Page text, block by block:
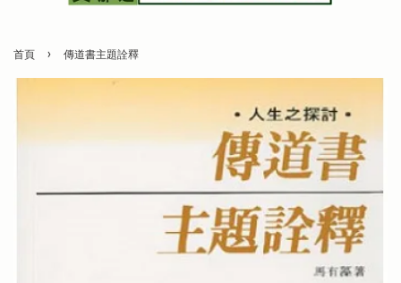
首頁 › 傳道書主題詮釋